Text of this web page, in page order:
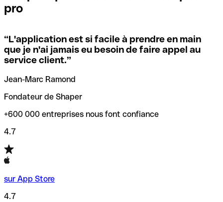
locales.
Si vous n'êtes pas sûr du code SWIFT que vous devriez
utiliser, nous avons développé un outil de recherche de
codes SWIFT par nom de banque.
vérification/recherche de codes SWIFT. Ainsi, vous pouvez
trouver et vérifier vos codes SWIFT avant de réaliser vos
transferts d’argent.
pro
“L'application est si facile à prendre en main
que je n'ai jamais eu besoin de faire appel au
service client.”
Jean-Marc Ramond
Fondateur de Shaper
+600 000 entreprises nous font confiance
4.7
sur App Store
4.7